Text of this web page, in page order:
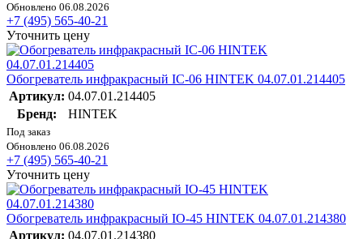
Обновлено 06.08.2026
+7 (495) 565-40-21
Уточнить цену
Обогреватель инфракрасный IC-06 HINTEK 04.07.01.214405
Артикул: 04.07.01.214405
Бренд:
HINTEK
Под заказ
Обновлено 06.08.2026
+7 (495) 565-40-21
Уточнить цену
Обогреватель инфракрасный IO-45 HINTEK 04.07.01.214380
Артикул: 04.07.01.214380